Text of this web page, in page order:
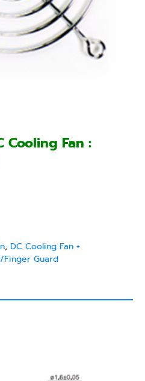
Cooling Fan :
, DC Cooling Fan +
Finger Guard